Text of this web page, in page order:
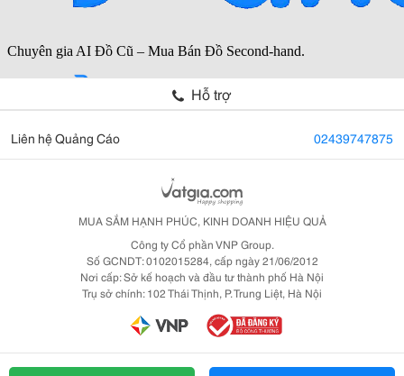
Hỗ trợ
Liên hệ Quảng Cáo 02439747875
MUA SẮM HẠNH PHÚC, KINH DOANH HIỆU QUẢ
Công ty Cổ phần VNP Group.
Số GCNDT: 0102015284, cấp ngày 21/06/2012
Nơi cấp: Sở kế hoạch và đầu tư thành phố Hà Nội
Trụ sở chính: 102 Thái Thịnh, P. Trung Liệt, Hà Nội